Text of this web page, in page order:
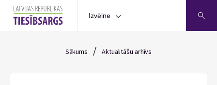
Izvēlne
Sākums / Aktualitāšu arhīvs